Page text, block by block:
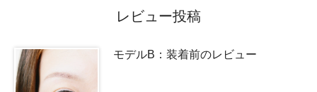
レビュー投稿
モデルB：装着前のレビュー